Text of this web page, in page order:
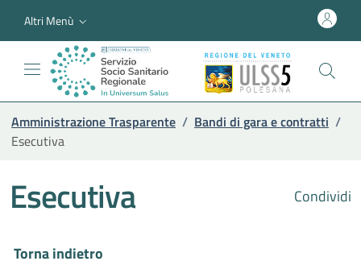
Altri Menù
Amministrazione Trasparente / Bandi di gara e contratti /
Esecutiva
Condividi
Esecutiva
Torna indietro